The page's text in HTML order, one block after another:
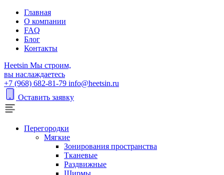
Главная
О компании
FAQ
Блог
Контакты
Heetsin Мы строим,
вы наслаждаетесь
+7 (968) 682-81-79 info@heetsin.ru
Оставить заявку
Перегородки
Мягкие
Зонирования пространства
Тканевые
Раздвижные
Ширмы